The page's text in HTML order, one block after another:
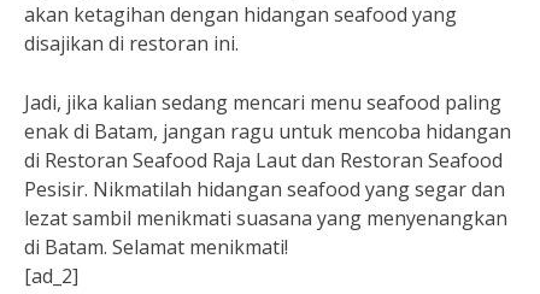
akan ketagihan dengan hidangan seafood yang
disajikan di restoran ini.
Jadi, jika kalian sedang mencari menu seafood paling
enak di Batam, jangan ragu untuk mencoba hidangan
di Restoran Seafood Raja Laut dan Restoran Seafood
Pesisir. Nikmatilah hidangan seafood yang segar dan
lezat sambil menikmati suasana yang menyenangkan
di Batam. Selamat menikmati!
[ad_2]